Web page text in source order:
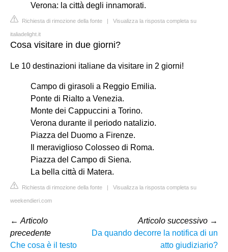
Verona: la città degli innamorati.
Richiesta di rimozione della fonte | Visualizza la risposta completa su
italiadelight.it
Cosa visitare in due giorni?
Le 10 destinazioni italiane da visitare in 2 giorni!
Campo di girasoli a Reggio Emilia.
Ponte di Rialto a Venezia.
Monte dei Cappuccini a Torino.
Verona durante il periodo natalizio.
Piazza del Duomo a Firenze.
Il meraviglioso Colosseo di Roma.
Piazza del Campo di Siena.
La bella città di Matera.
Richiesta di rimozione della fonte | Visualizza la risposta completa su
weekendieri.com
← Articolo
precedente
Che cosa è il testo
Articolo successivo →
Da quando decorre la notifica di un
atto giudiziario?